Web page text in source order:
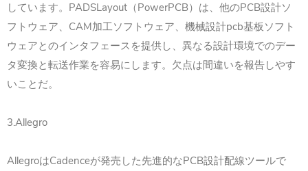
しています。 PADSLayout （PowerPCB）は、他のPCB設計ソ
フトウェア、 CAM加工ソフトウェア、機械設計pcb基板ソフト
ウェアとのインタフェースを提供し、異なる設計環境でのデー
タ変換と転送作業を容易にします。欠点は間違いを報告しやす
いことだ。
3.Allegro
AllegroはCadenceが発売した先進的なPCB設計配線ツールで